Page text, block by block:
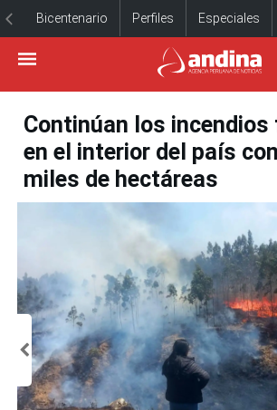
Bicentenario Perfiles Especiales
Continúan los
en el interior del país
miles de hectáreas